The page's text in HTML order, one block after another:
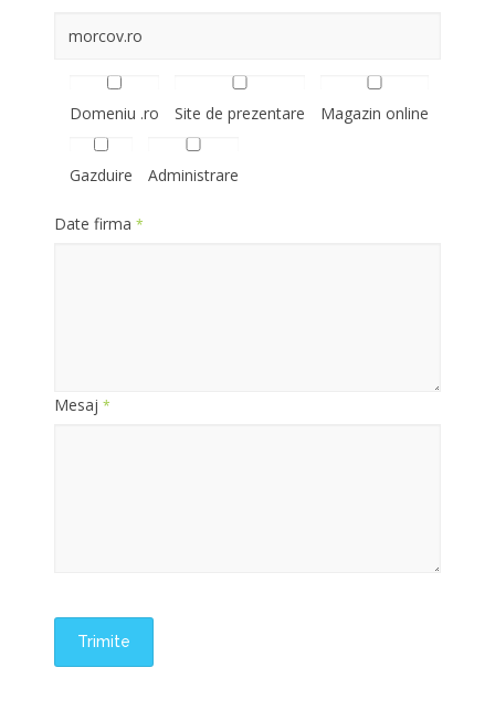
Domeniu .ro Site de prezentare Magazin online
Gazduire Administrare
Date firma *
Mesaj *